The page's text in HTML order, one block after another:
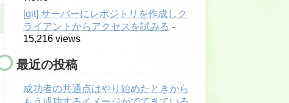
[git] サーバーにレポジトリを作成しク
ライアントからアクセスを試みる -
15,216 views
最近の投稿
成功者の共通点はやり始めたときから